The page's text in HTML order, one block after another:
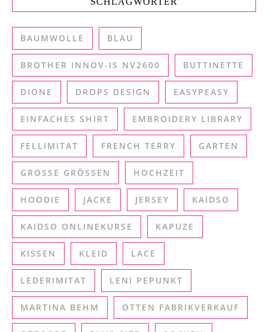
BAUMWOLLE BLAU
BROTHER INNOV-IS NV2600 BUTTINETTE
DIONE DROPS DESIGN EASYPEASY
EINFACHES SHIRT EMBROIDERY LIBRARY
FELLIMITAT FRENCH TERRY GARTEN
GROSSE GRÖSSEN HOCHZEIT
HOODIE JACKE JERSEY KAIDSO
KAIDSO ONLINEKURSE KAPUZE
KISSEN KLEID LACE
LEDERIMITAT LENI PEPUNKT
MARTINA BEHM OTTEN FABRIKVERKAUF